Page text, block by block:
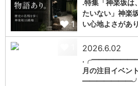
1
.特集「神楽坂は
たいない」神楽
い心地よさがあ
2026.6.02
月の注目イ
━━━━━━━╯6